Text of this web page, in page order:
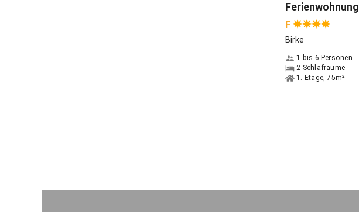
Ferienwohnung
F
Birke
1 bis 6 Personen
2 Schlafräume
1. Etage, 75m²